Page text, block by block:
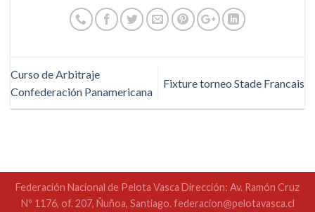
Curso de Arbitraje
Confederación Panamericana
Fixture torneo Stade Francais
Federación Nacional de Pelota Vasca Dirección: Av. Ramón Cruz
Nº 1176, of. 207, Ñuñoa, Santiago. federacion@pelotavasca.cl